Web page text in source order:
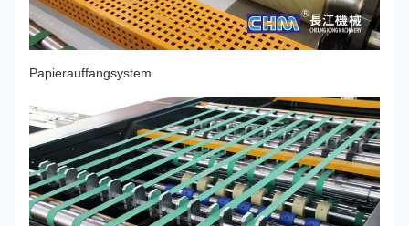
Papierauffangsystem